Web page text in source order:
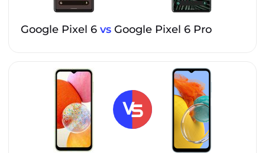
Google Pixel 6 vs Google Pixel 6 Pro